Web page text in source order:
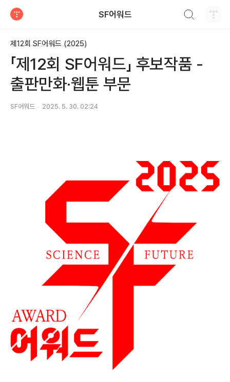
SF어워드
제12회 SF어워드 (2025)
「제12회 SF어워드」 후보작품 -
출판만화·웹툰 부문
SF어워드 2025. 5. 30. 02:24